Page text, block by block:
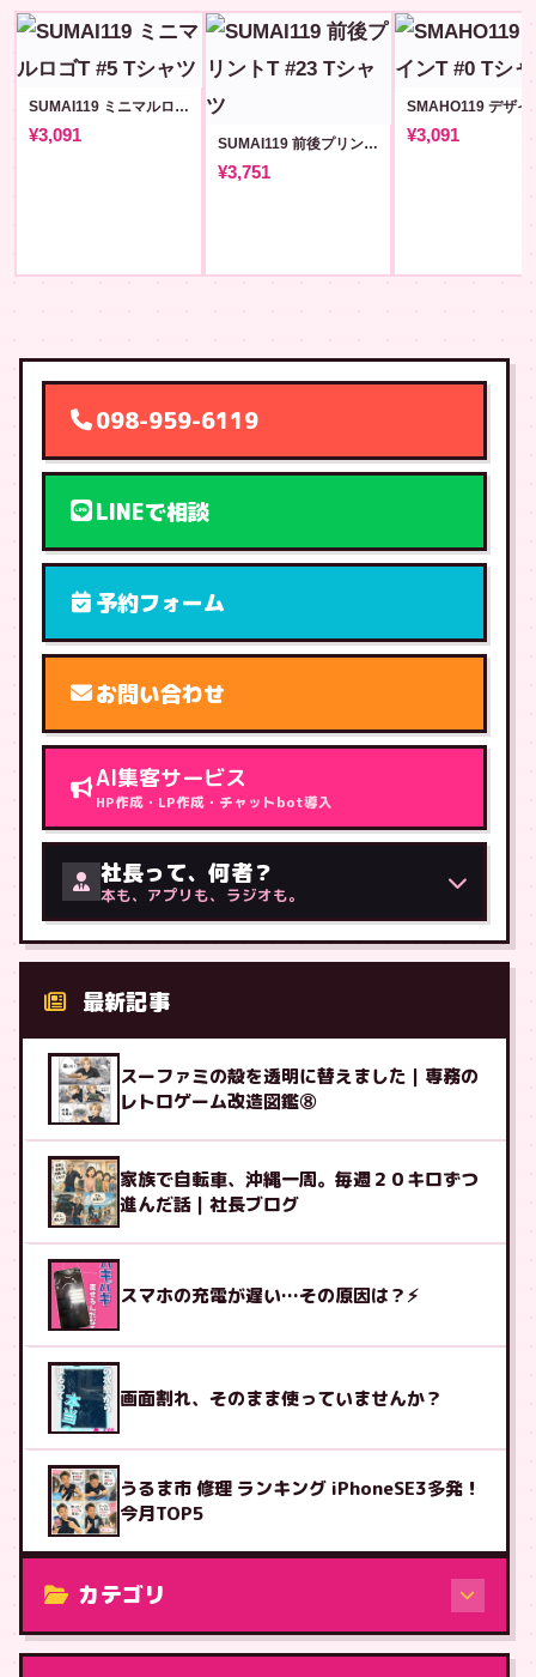
SUMAI119 ミニマルロゴT #5
¥3,091 SUMAI119 前後プリントT #23
¥3,751
¥3,091
098-959-6119
LINEで相談
予約フォーム
お問い合わせ
AI集客サービス
HP作成・LP作成・チャットbot導入
社長って、何者？
本も、アプリも、ラジオも。
最新記事
スーファミの殻を透明に替えました｜専務の
レトロゲーム改造図鑑⑧
家族で自転車、沖縄一周。毎週２０キロずつ
進んだ話｜社長ブログ
スマホの充電が遅い…その原因は？⚡
画面割れ、そのまま使っていませんか？
うるま市 修理 ランキング iPhoneSE3多発！
今月TOP5
カテゴリ
修理（機種から）